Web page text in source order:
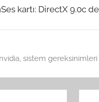
kartı: DirectX 9.0c
nvidia sistem gereksinimleri